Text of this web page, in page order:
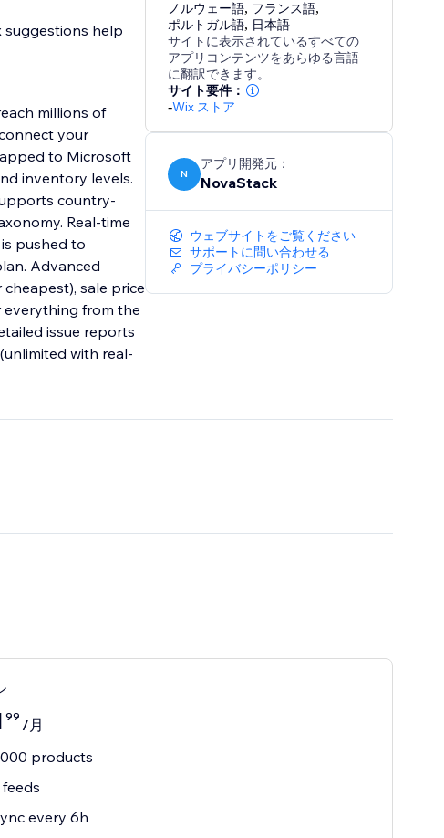
suggestions help
millions of
your
to Microsoft
inventory levels.
country-
Real-time
pushed to
Advanced
sale price
everything from the
issue reports
with real-
ノルウェー語, フランス語,
ポルトガル語, 日本語
サイトに表示されているすべての
アプリコンテンツをあらゆる言語
に翻訳できます。
サイト要件：
-Wix ストア
N
アプリ開発元：
NovaStack
ウェブサイトをご覧ください
サポートに問い合わせる
プライバシーポリシー
99 /月
products
feeds
every 6h